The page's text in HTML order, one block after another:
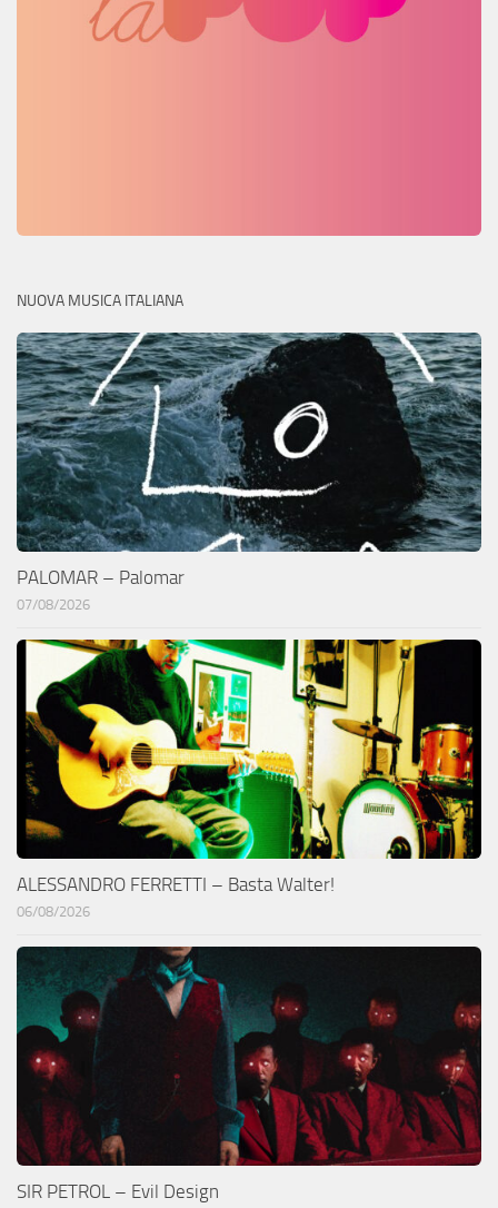
NUOVA MUSICA ITALIANA
PALOMAR – Palomar
07/08/2026
ALESSANDRO FERRETTI – Basta Walter!
06/08/2026
SIR PETROL – Evil Design